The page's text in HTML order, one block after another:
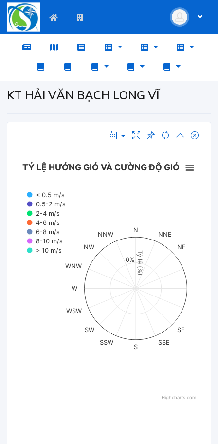
KT HẢI VĂN BẠCH LONG VĨ
Tỷ lệ (%)
TỶ LỆ HƯỚNG GIÓ VÀ CƯỜNG ĐỘ GIÓ
< 0.5 m/s
0.5-2 m/s
2-4 m/s
4-6 m/s
6-8 m/s
8-10 m/s
> 10 m/s
N
NNE
NE
SE
SSE
S
SSW
SW
WSW
W
WNW
NW
NNW
0%
Highcharts.com